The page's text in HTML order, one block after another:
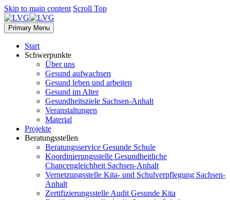
Skip to main content Scroll Top
Primary Menu
Start
Schwerpunkte
Über uns
Gesund aufwachsen
Gesund leben und arbeiten
Gesund im Alter
Gesundheitsziele Sachsen-Anhalt
Veranstaltungen
Material
Projekte
Beratungsstellen
Beratungsservice Gesunde Schule
Koordinierungsstelle Gesundheitliche
Chancengleichheit Sachsen-Anhalt
Vernetzungsstelle Kita- und Schulverpflegung Sachsen-
Anhalt
Zertifizierungsstelle Audit Gesunde Kita